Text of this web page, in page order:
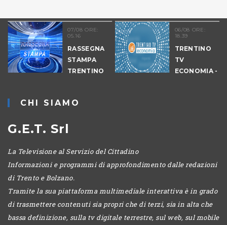
07/08 ORE:
05.16
RASSEGNA
STAMPA
TRENTINO
06/08 ORE:
18.39
TRENTINO
TV
ECONOMIA -
CHI SIAMO
G.E.T. Srl
La Televisione al Servizio del Cittadino
Informazioni e programmi di approfondimento dalle redazioni
di Trento e Bolzano.
Tramite la sua piattaforma multimediale interattiva è in grado
di trasmettere contenuti sia propri che di terzi, sia in alta che
bassa definizione, sulla tv digitale terrestre, sul web, sul mobile